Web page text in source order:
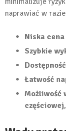
naprawiać w
Niska cena
Szybkie
Dostępność
Łatwość
Możliwość
częściowej